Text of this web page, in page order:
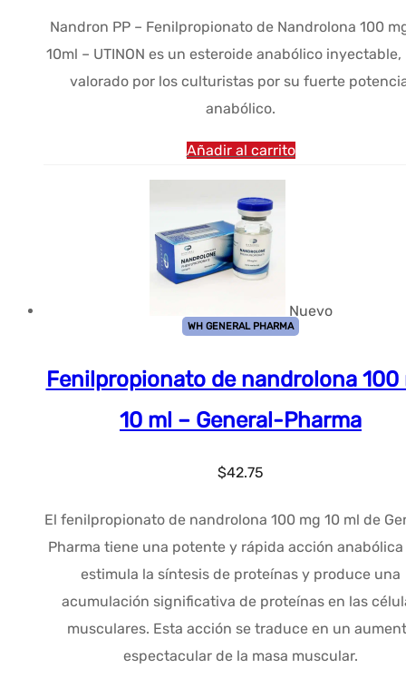
Nandron PP – Fenilpropionato de Nandrolona 100
10ml – UTINON es un esteroide anabólico inyectable,
valorado por los culturistas por su fuerte
anabólico.
Añadir al carrito
Nuevo
WH GENERAL PHARMA
Fenilpropionato de nandrolona 100
10 ml – General-Pharma
$42.75
El fenilpropionato de nandrolona 100 mg 10 ml de
Pharma tiene una potente y rápida acción
estimula la síntesis de proteínas y produce una
acumulación significativa de proteínas en las
musculares. Esta acción se traduce en un
espectacular de la masa muscular.